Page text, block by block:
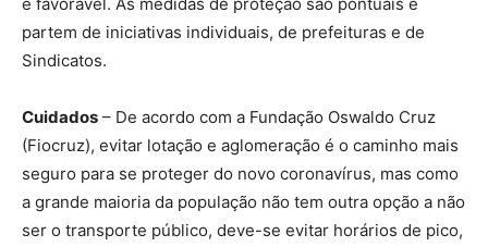
é favorável. As medidas de proteção são pontuais e
partem de iniciativas individuais, de prefeituras e de
Sindicatos.
Cuidados – De acordo com a Fundação Oswaldo Cruz
(Fiocruz), evitar lotação e aglomeração é o caminho mais
seguro para se proteger do novo coronavírus, mas como
a grande maioria da população não tem outra opção a não
ser o transporte público, deve-se evitar horários de pico,